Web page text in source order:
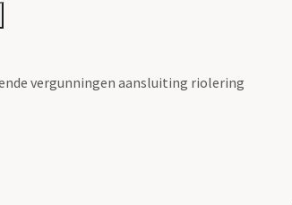
vergunningen aansluiting riolering